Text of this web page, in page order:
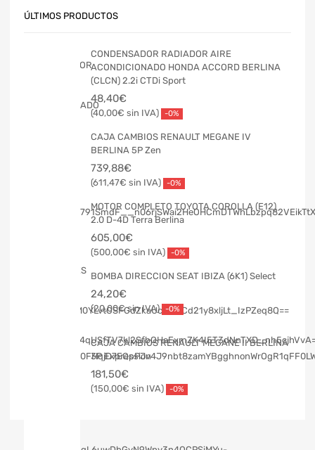
ÚLTIMOS PRODUCTOS
CONDENSADOR RADIADOR AIRE
ACONDICIONADO HONDA ACCORD BERLINA
(CLCN) 2.2i CTDi Sport
48,40€
40,00€ -0%
CAJA CAMBIOS RENAULT MEGANE IV
BERLINA 5P Zen
739,88€
611,47€ -0%
MOTOR COMPLETO TOYOTA COROLLA (E12)
2.0 D-4D Terra Berlina
605,00€
500,00€ -0%
BOMBA DIRECCION SEAT IBIZA (6K1) Select
24,20€
20,00€ -0%
CAJA CAMBIOS RENAULT MEGANE II BERLINA
3P Expression
181,50€
150,00€ -0%